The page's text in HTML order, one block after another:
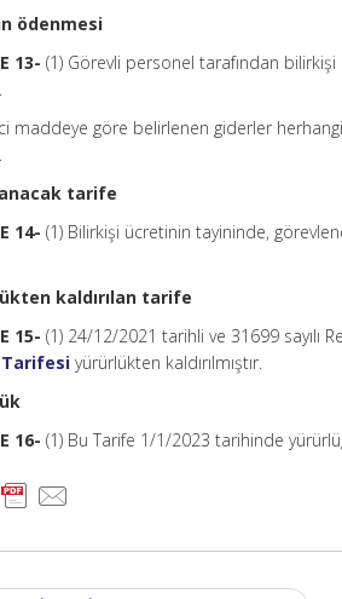
ödenmesi
13-(1) Görevli personel tarafından
maddeye göre belirlenen giderler
tarife
14-(1) Bilirkişi ücretinin tayininde,
kaldırılan tarife
15-(1) 24/12/2021 tarihli ve 31699 sayılı
yürürlükten kaldırılmıştır.
16-(1) Bu Tarife 1/1/2023 tarihinde